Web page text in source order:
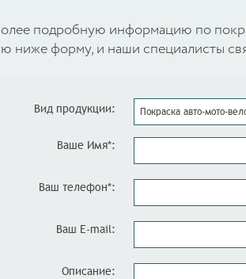
более подробную информацию по
ниже форму, и наши специалисты
Вид продукции: Покраска авто-мото-
Ваше Имя*:
Ваш телефон*:
Ваш E-mail:
Описание: